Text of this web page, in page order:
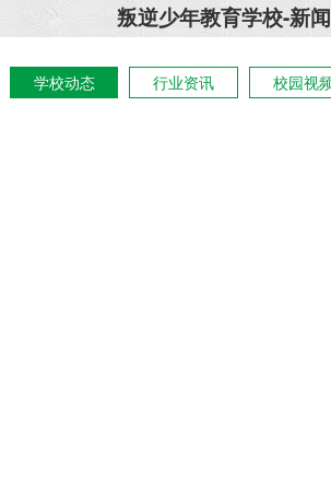
叛逆少年教育学校-新
学校动态 行业资讯 校园视